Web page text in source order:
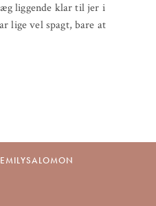
liggende klar til jer i
lige vel spagt, bare at